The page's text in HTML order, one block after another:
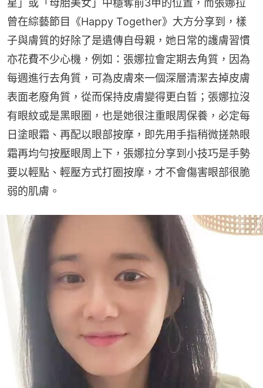
曾在綜藝節目《Happy Together》大方分享到，樣
子與膚質的好除了是遺傳自母親，她日常的護膚習慣
亦花費不少心機，例如：張娜拉會定期去角質，因為
每週進行去角質，可為皮膚來一個深層清潔去掉皮膚
表面老廢角質，從而保持皮膚變得更白晢；張娜拉沒
有眼紋或是黑眼圈，也是她很注重眼周保養，必定每
日塗眼霜、再配以眼部按摩，即先用手指稍微搓熱眼
霜再均勻按壓眼周上下，張娜拉分享到小技巧是手勢
要以輕點、輕壓方式打圈按摩，才不會傷害眼部很脆
弱的肌膚。